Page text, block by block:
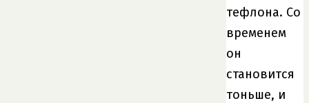
тефлона. Со
временем
он
становится
тоньше, и